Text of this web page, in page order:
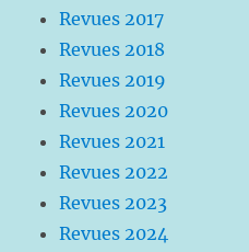
Revues 2017
Revues 2018
Revues 2019
Revues 2020
Revues 2021
Revues 2022
Revues 2023
Revues 2024